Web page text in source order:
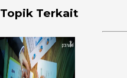
Topik Terkait